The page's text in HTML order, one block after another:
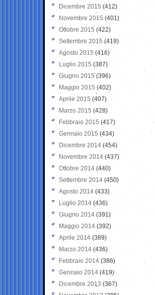
Dicembre 2015 (412)
Novembre 2015 (401)
Ottobre 2015 (422)
Settembre 2015 (419)
Agosto 2015 (416)
Luglio 2015 (387)
Giugno 2015 (396)
Maggio 2015 (402)
Aprile 2015 (407)
Marzo 2015 (428)
Febbraio 2015 (417)
Gennaio 2015 (434)
Dicembre 2014 (454)
Novembre 2014 (437)
Ottobre 2014 (440)
Settembre 2014 (450)
Agosto 2014 (433)
Luglio 2014 (436)
Giugno 2014 (391)
Maggio 2014 (392)
Aprile 2014 (389)
Marzo 2014 (436)
Febbraio 2014 (386)
Gennaio 2014 (419)
Dicembre 2013 (367)